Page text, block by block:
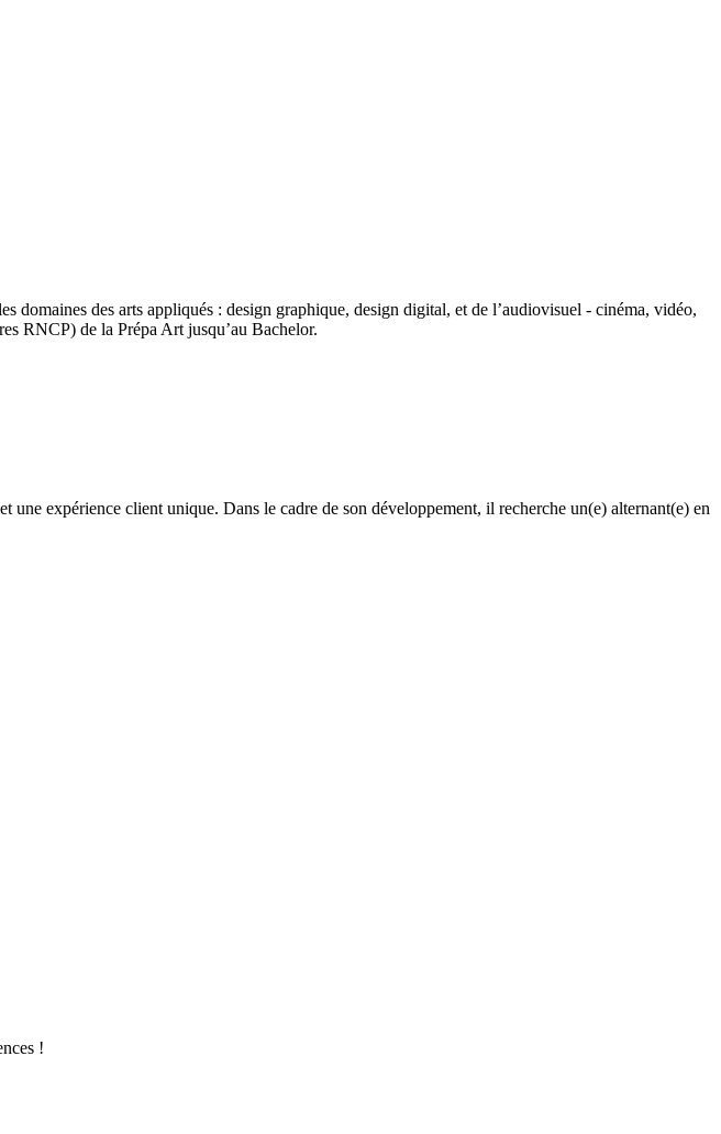
domaines des arts appliqués : design graphique, design digital, et de l’audiovisuel - cinéma, vidéo,
RNCP) de la Prépa Art jusqu’au Bachelor.
expérience client unique. Dans le cadre de son développement, il recherche un(e) alternant(e) en
!